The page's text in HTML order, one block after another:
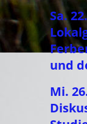
Sa.
und
Mi.